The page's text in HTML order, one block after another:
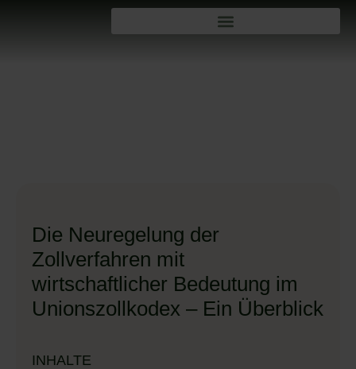
Die Neuregelung der
Zollverfahren mit
wirtschaftlicher Bedeutung im
Unionszollkodex – Ein Überblick
INHALTE